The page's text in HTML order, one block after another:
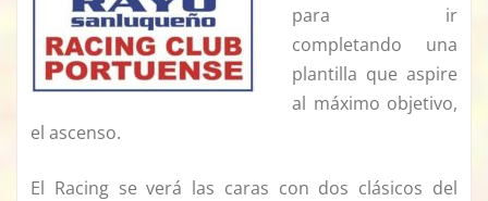
para ir
completando una
plantilla que aspire
al máximo objetivo,
el ascenso.
El Racing se verá las caras con dos clásicos del